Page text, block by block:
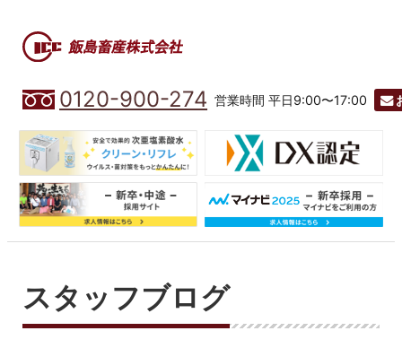
0120-900-274 営業時間 平日9:00〜17:00
スタッフブログ